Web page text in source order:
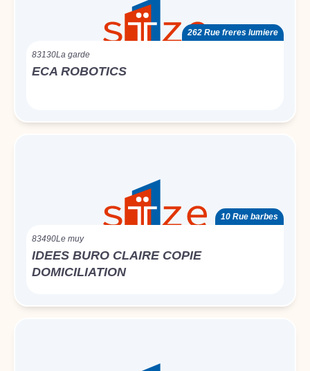
262 Rue freres lumiere
83130La garde
ECA ROBOTICS
10 Rue barbes
83490Le muy
IDEES BURO CLAIRE COPIE
DOMICILIATION